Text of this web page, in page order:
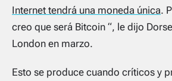
Internet tendrá una moneda única.
creo que será Bitcoin “, le dijo
London en marzo.
Esto se produce cuando críticos y